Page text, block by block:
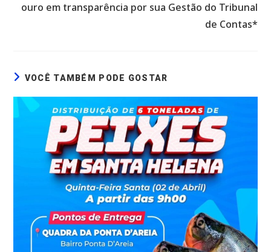
ouro em transparência por sua Gestão do Tribunal
de Contas*
VOCÊ TAMBÉM PODE GOSTAR